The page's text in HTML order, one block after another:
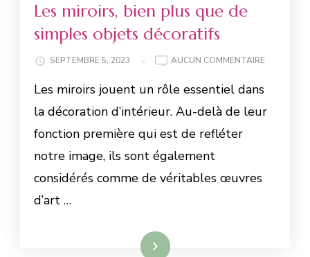
Les miroirs, bien plus que de
simples objets décoratifs
SEPTEMBRE 5, 2023 AUCUN COMMENTAIRE
Les miroirs jouent un rôle essentiel dans
la décoration d’intérieur. Au-delà de leur
fonction première qui est de refléter
notre image, ils sont également
considérés comme de véritables œuvres
d’art …
Lire la suite